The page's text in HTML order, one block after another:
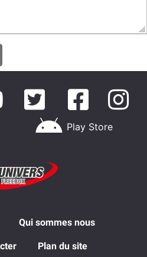
Play Store
Qui sommes nous
Plan du site